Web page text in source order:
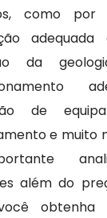
como por
da
de
e muito
além do
obtenha